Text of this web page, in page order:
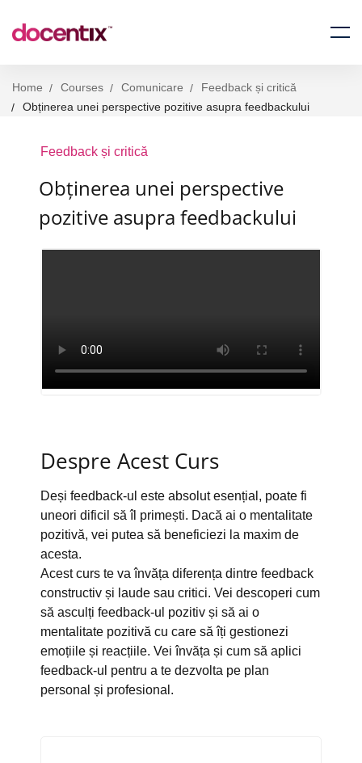
Home Courses Comunicare
Feedback și critică
Obținerea unei perspective pozitive asupra feedbackului
Feedback și critică
Obținerea unei perspective
pozitive asupra feedbackului
Despre Acest Curs
Deși feedback-ul este absolut esențial, poate fi
uneori dificil să îl primești. Dacă ai o mentalitate
pozitivă, vei putea să beneficiezi la maxim de
acesta.
Acest curs te va învăța diferența dintre feedback
constructiv și laude sau critici. Vei descoperi cum
să asculți feedback-ul pozitiv și să ai o
mentalitate pozitivă cu care să îți gestionezi
emoțiile și reacțiile. Vei învăța și cum să aplici
feedback-ul pentru a te dezvolta pe plan
personal și profesional.